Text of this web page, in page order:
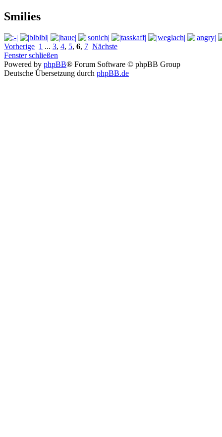
Smilies
Vorherige 1 ... 3, 4, 5, 6, 7 Nächste
Fenster schließen
Powered by phpBB® Forum Software © phpBB Group
Deutsche Übersetzung durch phpBB.de